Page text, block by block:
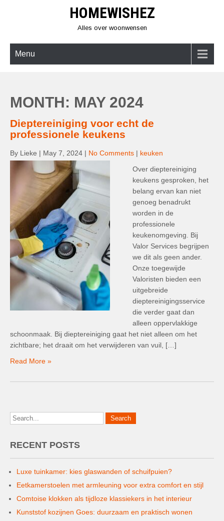
HOMEWISHEZ
Alles over woonwensen
Menu
MONTH: MAY 2024
Dieptereiniging voor echt de
professionele keukens
By Lieke | May 7, 2024 | No Comments | keuken
Over dieptereiniging
keukens gesproken, het
belang ervan kan niet
genoeg benadrukt
worden in de
professionele
keukenomgeving. Bij
Valor Services begrijpen
we dit als geen ander.
Onze toegewijde
Valoristen bieden een
uitgebreide
dieptereinigingsservice
die verder gaat dan
alleen oppervlakkige
schoonmaak. Bij dieptereiniging gaat het niet alleen om het
zichtbare; het draait om het verwijderen van vuil, […]
Read More »
RECENT POSTS
Luxe tuinkamer: kies glaswanden of schuifpuien?
Eetkamerstoelen met armleuning voor extra comfort en stijl
Comtoise klokken als tijdloze klassiekers in het interieur
Kunststof kozijnen Goes: duurzaam en praktisch wonen